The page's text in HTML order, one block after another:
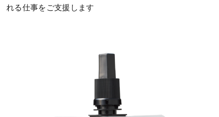
れる仕事をご支援します